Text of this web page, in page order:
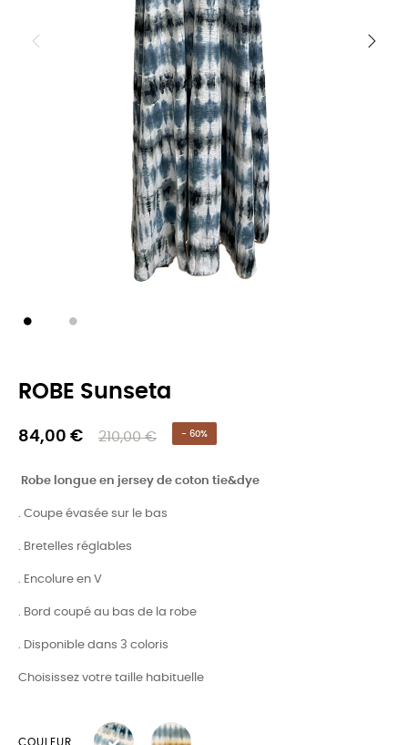
ROBE Sunseta
84,00 € 210,00 € - 60%
Robe longue en jersey de coton tie&dye
. Coupe évasée sur le bas
. Bretelles réglables
. Encolure en V
. Bord coupé au bas de la robe
. Disponible dans 3 coloris
Choisissez votre taille habituelle
COULEUR